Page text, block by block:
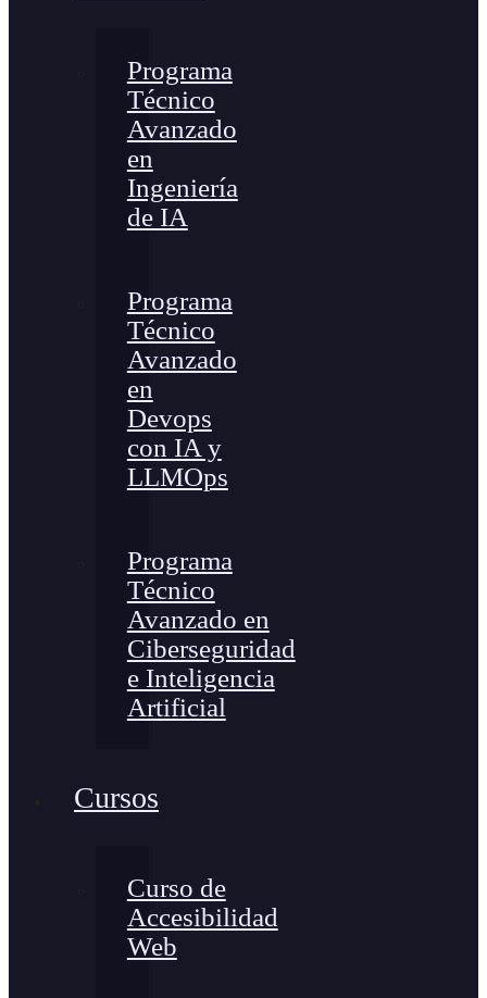
Programa
Técnico
Avanzado
en
Ingeniería
de IA
Programa
Técnico
Avanzado
en
Devops
con IA y
LLMOps
Programa
Técnico
Avanzado en
Ciberseguridad
e Inteligencia
Artificial
Cursos
Curso de
Accesibilidad
Web